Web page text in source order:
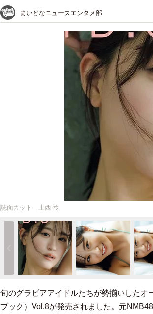
まいどなニュースエンタメ部
誌面カット 上西 怜
旬のグラビアアイドルたちが勢揃いしたオ
ブック）Vol.8が発売されました。元